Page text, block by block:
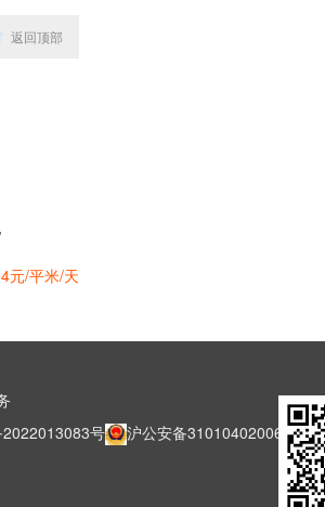
返回顶部
元/平米/天
号
沪公安备31010402006127号